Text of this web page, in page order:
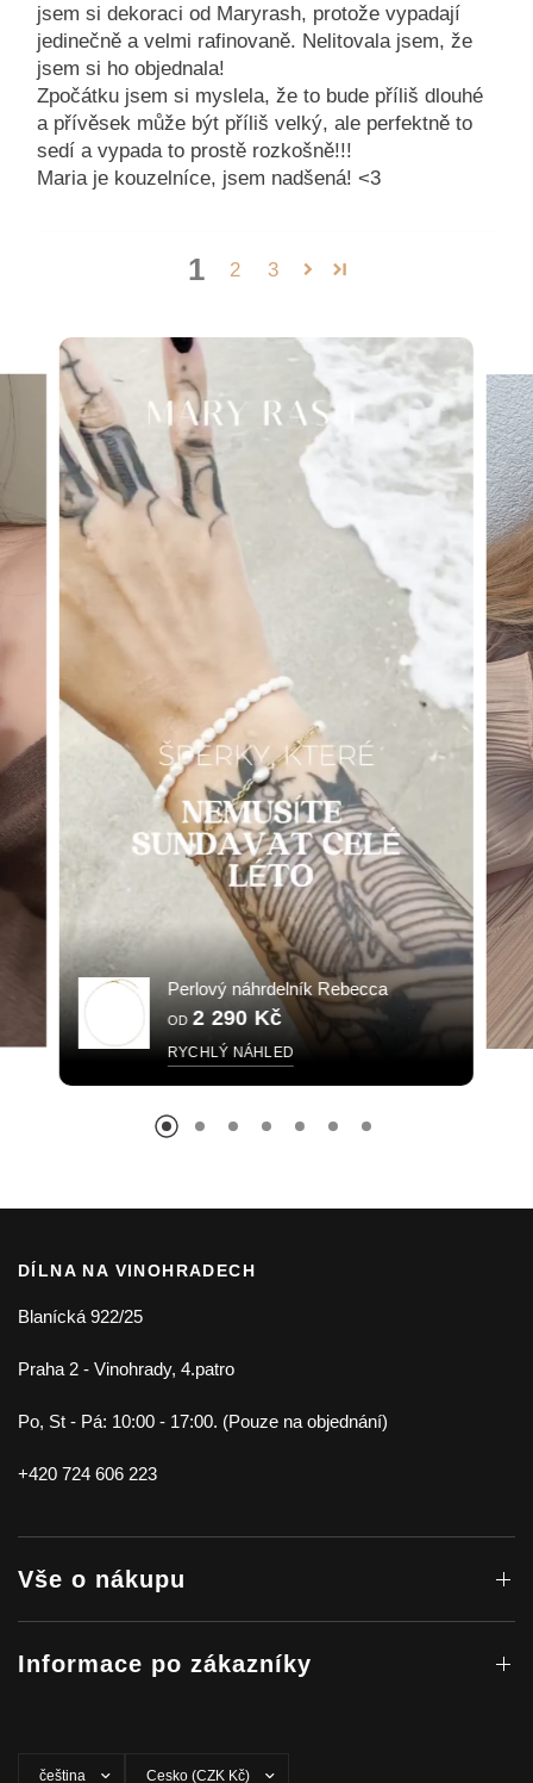
jsem si dekoraci od Maryrash, protože vypadají
jedinečně a velmi rafinovaně. Nelitovala jsem, že
jsem si ho objednala!
Zpočátku jsem si myslela, že to bude příliš dlouhé
a přívěsek může být příliš velký, ale perfektně to
sedí a vypada to prostě rozkošně!!!
Maria je kouzelníce, jsem nadšená! <3
1 2 3
Perlový náhrdelník Rebecca
OD 2 290 Kč
RYCHLÝ NÁHLED
DÍLNA NA VINOHRADECH
Blanícká 922/25
Praha 2 - Vinohrady, 4.patro
Po, St - Pá: 10:00 - 17:00. (Pouze na objednání)
+420 724 606 223
Vše o nákupu
Informace po zákazníky